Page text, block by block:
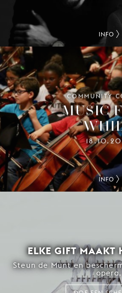
INFO
COMMUNITY
MUSIC
INFO
ELKE GIFT MAAKT
Steun de Munt en
opera.